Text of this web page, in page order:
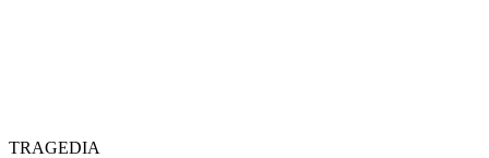
TRAGEDIA